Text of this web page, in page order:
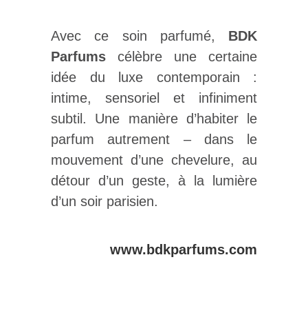
Avec ce soin parfumé, BDK
Parfums célèbre une certaine
idée du luxe contemporain :
intime, sensoriel et infiniment
subtil. Une manière d’habiter le
parfum autrement – dans le
mouvement d’une chevelure, au
détour d’un geste, à la lumière
d’un soir parisien.
www.bdkparfums.com